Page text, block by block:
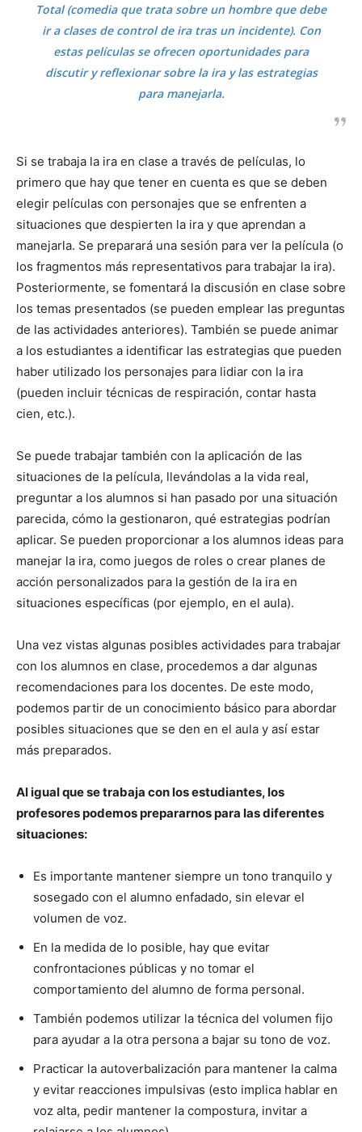
Total(comedia que trata sobre un hombre que debe
ir a clases de control de ira tras un incidente). Con
estas películas se ofrecen oportunidades para
discutir y reflexionar sobre la ira y las estrategias
para manejarla.
Si se trabaja la ira en clase a través de películas, lo
primero que hay que tener en cuenta es que se deben
elegir películas con personajes que se enfrenten a
situaciones que despierten la ira y que aprendan a
manejarla. Se preparará una sesión para ver la película (o
los fragmentos más representativos para trabajar la ira).
Posteriormente, se fomentará la discusión en clase sobre
los temas presentados (se pueden emplear las preguntas
de las actividades anteriores). También se puede animar
a los estudiantes a identificar las estrategias que pueden
haber utilizado los personajes para lidiar con la ira
(pueden incluir técnicas de respiración, contar hasta
cien, etc.).
Se puede trabajar también con la aplicación de las
situaciones de la película, llevándolas a la vida real,
preguntar a los alumnos si han pasado por una situación
parecida, cómo la gestionaron, qué estrategias podrían
aplicar. Se pueden proporcionar a los alumnos ideas para
manejar la ira, como juegos de roles o crear planes de
acción personalizados para la gestión de la ira en
situaciones específicas (por ejemplo, en el aula).
Una vez vistas algunas posibles actividades para trabajar
con los alumnos en clase, procedemos a dar algunas
recomendaciones para los docentes. De este modo,
podemos partir de un conocimiento básico para abordar
posibles situaciones que se den en el aula y así estar
más preparados.
Al igual que se trabaja con los estudiantes, los
profesores podemos prepararnos para las diferentes
situaciones:
Es importante mantener siempre un tono tranquilo y
sosegado con el alumno enfadado, sin elevar el
volumen de voz.
En la medida de lo posible, hay que evitar
confrontaciones públicas y no tomar el
comportamiento del alumno de forma personal.
También podemos utilizar la técnica del volumen fijo
para ayudar a la otra persona a bajar su tono de voz.
Practicar la autoverbalización para mantener la calma
y evitar reacciones impulsivas (esto implica hablar en
voz alta, pedir mantener la compostura, invitar a